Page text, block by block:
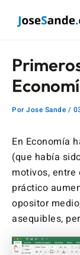
Por Jose Sande /
En Economía
(que había
motivos,
práctico
opositor
asequibles,
de